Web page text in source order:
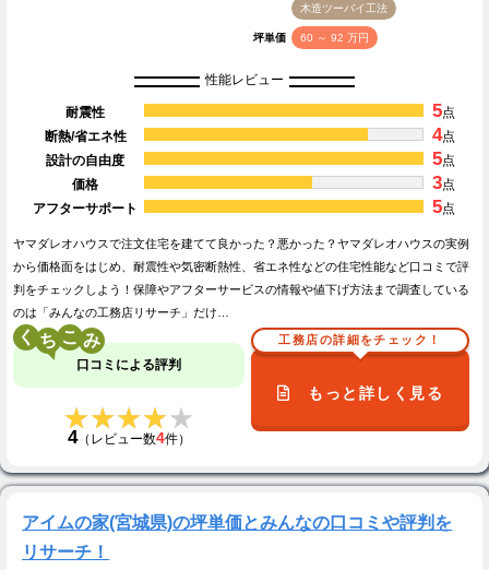
木造ツーバイ工法
坪単価 60 ～ 92 万円
性能レビュー
耐震性 5点
断熱/省エネ性
4点
設計の自由度
5点
価格
3点
アフターサポート
5点
ヤマダレオハウスで注文住宅を建てて良かった？悪かった？ヤマダレオハウスの実例
から価格面をはじめ、耐震性や気密断熱性、省エネ性などの住宅性能など口コミで評
判をチェックしよう！保障やアフターサービスの情報や値下げ方法まで調査している
のは「みんなの工務店リサーチ」だけ…
く こ
口コミによる評判
★★★★★
★★★★★
4（レビュー数4件）
工務店の詳細をチェック！
もっと詳しく見る
アイムの家(宮城県)の坪単価とみんなの口コミや評判を
リサーチ！